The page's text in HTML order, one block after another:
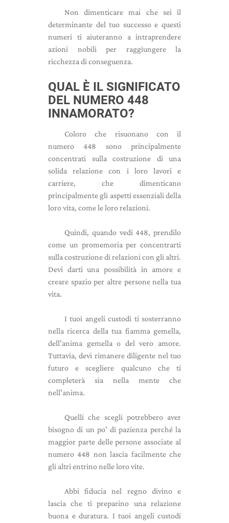
Non dimenticare mai che sei il
determinante del tuo successo e questi
numeri ti aiuteranno a intraprendere
azioni nobili per raggiungere la
ricchezza di conseguenza.
QUAL È IL SIGNIFICATO
DEL NUMERO 448
INNAMORATO?
Coloro che risuonano con il
numero 448 sono principalmente
concentrati sulla costruzione di una
solida relazione con i loro lavori e
carriere, che dimenticano
principalmente gli aspetti essenziali della
loro vita, come le loro relazioni.
Quindi, quando vedi 448, prendilo
come un promemoria per concentrarti
sulla costruzione di relazioni con gli altri.
Devi darti una possibilità in amore e
creare spazio per altre persone nella tua
vita.
I tuoi angeli custodi ti sosterranno
nella ricerca della tua fiamma gemella,
dell'anima gemella o del vero amore.
Tuttavia, devi rimanere diligente nel tuo
futuro e scegliere qualcuno che ti
completerà sia nella mente che
nell'anima.
Quelli che scegli potrebbero aver
bisogno di un po' di pazienza perché la
maggior parte delle persone associate al
numero 448 non lascia facilmente che
gli altri entrino nelle loro vite.
Abbi fiducia nel regno divino e
lascia che ti preparino una relazione
buona e duratura. I tuoi angeli custodi